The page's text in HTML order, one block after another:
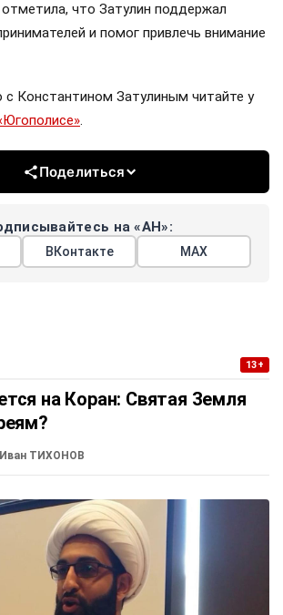
что Затулин поддержал
и помог привлечь внимание
с Константином Затулиным читайте у
.
Поделиться
на «АН»:
ВКонтакте МАХ
13+
на Коран: Святая Земля
Иван ТИХОНОВ